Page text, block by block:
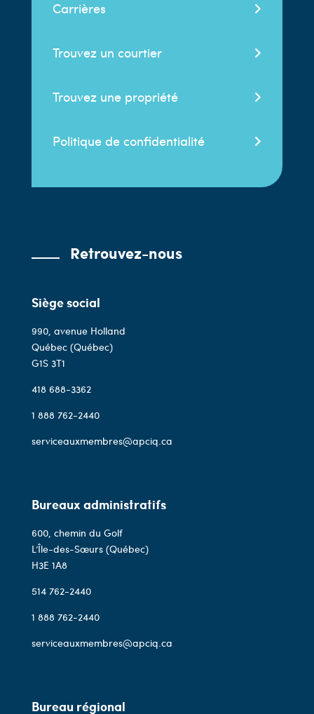
Carrières
Trouvez un courtier
Trouvez une propriété
Politique de confidentialité
Retrouvez-nous
Siège social
990, avenue Holland
Québec (Québec)
G1S 3T1
418 688-3362
1 888 762-2440
serviceauxmembres@apciq.ca
Bureaux administratifs
600, chemin du Golf
L’Île-des-Sœurs (Québec)
H3E 1A8
514 762-2440
1 888 762-2440
serviceauxmembres@apciq.ca
Bureau régional